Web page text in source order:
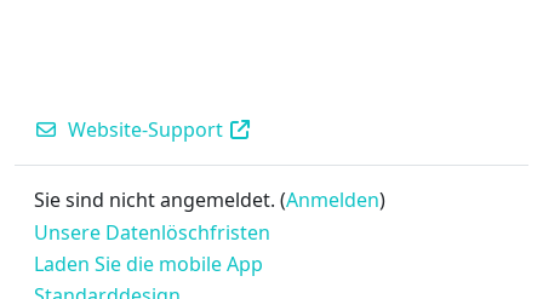
Website-Support
Sie sind nicht angemeldet. (Anmelden)
Unsere Datenlöschfristen
Laden Sie die mobile App